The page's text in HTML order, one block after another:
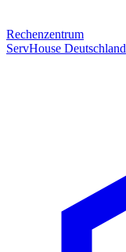
Rechenzentrum
ServHouse Deutschland